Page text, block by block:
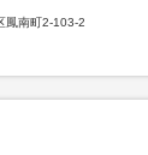
鳳南町2-103-2